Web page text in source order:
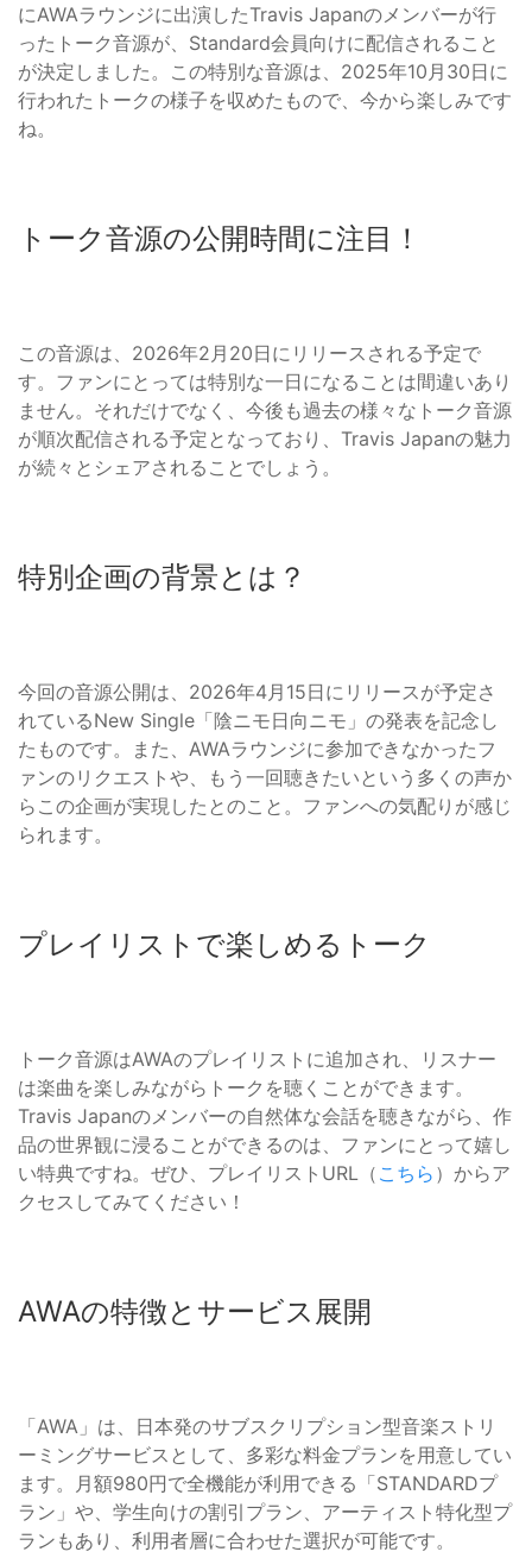
にAWAラウンジに出演したTravis Japanのメンバーが行
ったトーク音源が、Standard会員向けに配信されること
が決定しました。この特別な音源は、2025年10月30日に
行われたトークの様子を収めたもので、今から楽しみです
ね。
トーク音源の公開時間に注目！
この音源は、2026年2月20日にリリースされる予定で
す。ファンにとっては特別な一日になることは間違いあり
ません。それだけでなく、今後も過去の様々なトーク音源
が順次配信される予定となっており、Travis Japanの魅力
が続々とシェアされることでしょう。
特別企画の背景とは？
今回の音源公開は、2026年4月15日にリリースが予定さ
れているNew Single「陰ニモ日向ニモ」の発表を記念し
たものです。また、AWAラウンジに参加できなかったフ
ァンのリクエストや、もう一回聴きたいという多くの声か
らこの企画が実現したとのこと。ファンへの気配りが感じ
られます。
プレイリストで楽しめるトーク
トーク音源はAWAのプレイリストに追加され、リスナー
は楽曲を楽しみながらトークを聴くことができます。
Travis Japanのメンバーの自然体な会話を聴きながら、作
品の世界観に浸ることができるのは、ファンにとって嬉し
い特典ですね。ぜひ、プレイリストURL（ こちら ）からア
クセスしてみてください！
AWAの特徴とサービス展開
「AWA」は、日本発のサブスクリプション型音楽ストリ
ーミングサービスとして、多彩な料金プランを用意してい
ます。月額980円で全機能が利用できる「STANDARDプ
ラン」や、学生向けの割引プラン、アーティスト特化型プ
ランもあり、利用者層に合わせた選択が可能です。